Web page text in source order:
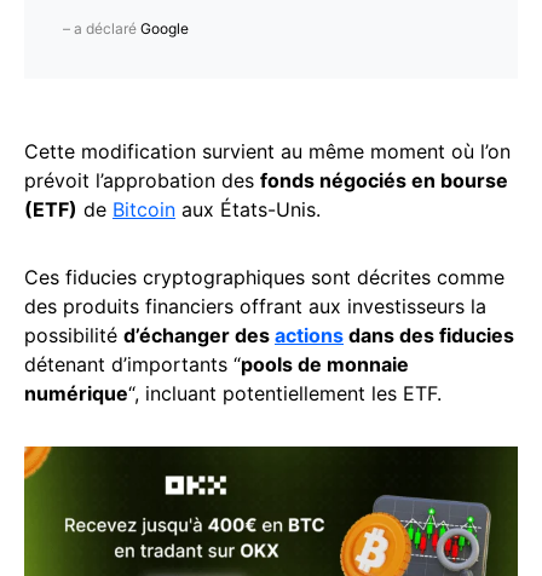
– a déclaré Google
Cette modification survient au même moment où l’on
prévoit l’approbation des fonds négociés en bourse
(ETF) de Bitcoin aux États-Unis.
Ces fiducies cryptographiques sont décrites comme
des produits financiers offrant aux investisseurs la
possibilité d’échanger des actions dans des fiducies
détenant d’importants “pools de monnaie
numérique“, incluant potentiellement les ETF.